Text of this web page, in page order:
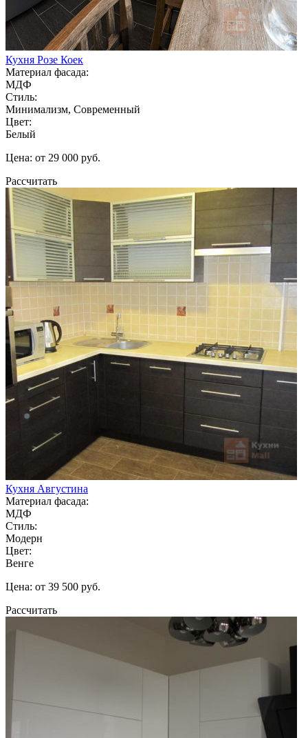
Кухня Розе Коек
Материал фасада:
МДФ
Стиль:
Минимализм, Современный
Цвет:
Белый
Цена: от 29 000 руб.
Рассчитать
Кухня Августина
Материал фасада:
МДФ
Стиль:
Модерн
Цвет:
Венге
Цена: от 39 500 руб.
Рассчитать